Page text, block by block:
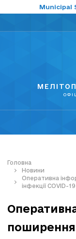
Municipal
Головна
Новини
Оперативна
інфекції COVID-19
поширення